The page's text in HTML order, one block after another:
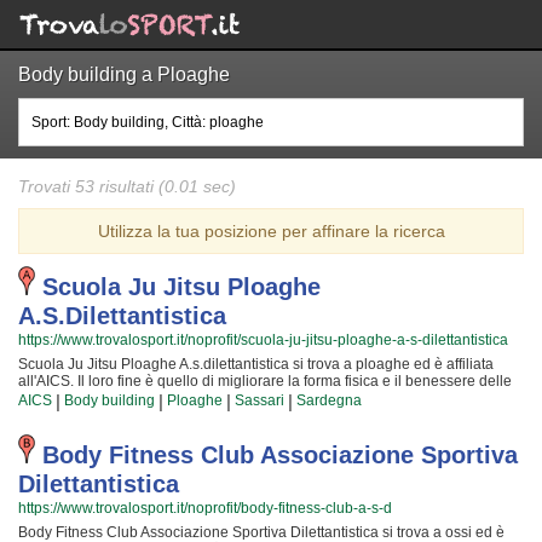
Body building a Ploaghe
Trovati 53 risultati (0.01 sec)
Utilizza la tua posizione per affinare la ricerca
Scuola Ju Jitsu Ploaghe
A.s.dilettantistica
https://www.trovalosport.it/noprofit/scuola-ju-jitsu-ploaghe-a-s-dilettantistica
Scuola Ju Jitsu Ploaghe A.s.dilettantistica si trova a ploaghe ed è affiliata
all'AICS. Il loro fine è quello di migliorare la forma fisica e il benessere delle
persone organizzando corsi sul territorio (anche per bambini e ragazzi). I loro
corsi aiutano a sviluppare le capacità motorie e fisiche ed a servono a il
proprio aspetto fisico per arrivare ad una maggior sicurezza individuale
lavorando anche sulla propria autostima. I loro istruttori sono i migliori della
provincia e si preparano costantemente partecipando alle lezioni {text_aff3}
per garantire la massima tranquillità e professionalità ai loro iscritti. Il risultato
e il divertimento che nascono facendo body building rendono questa attività
davvero speciale, per cui, una volta che avrete cominciato, non potrete più
dimenticarla! Prova... e vedrai! Scuola Ju Jitsu Ploaghe A.s.dilettantistica è
AICS | Body building | Ploaghe | Sassari | Sardegna
Body Fitness Club Associazione Sportiva
Dilettantistica
https://www.trovalosport.it/noprofit/body-fitness-club-a-s-d
Body Fitness Club Associazione Sportiva Dilettantistica si trova a ossi ed è